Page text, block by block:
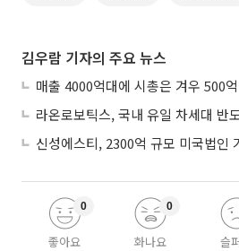
김우람 기자의 주요 뉴스
좋아요
0
화나요
0
슬